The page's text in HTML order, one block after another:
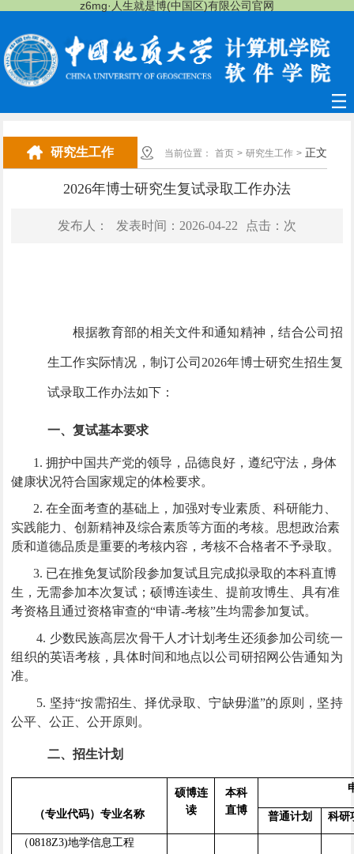
z6mg·人生就是博(中国区)有限公司官网
研究生工作 当前位置： 首页 > 研究生工作 >正文
2026年博士研究生复试录取工作办法
发布人： 发表时间：2026-04-22 点击： 次
根据教育部的相关文件和通知精神，结合公司招
生工作实际情况，制订公司2026年博士研究生招生复
试录取工作办法如下：
一、复试基本要求
1. 拥护中国共产党的领导，品德良好，遵纪守法，身体
健康状况符合国家规定的体检要求。
2. 在全面考查的基础上，加强对专业素质、科研能力、
实践能力、创新精神及综合素质等方面的考核。思想政治素
质和道德品质是重要的考核内容，考核不合格者不予录取。
3. 已在推免复试阶段参加复试且完成拟录取的本科直博
生，无需参加本次复试；硕博连读生、提前攻博生、具有准
考资格且通过资格审查的“申请-考核”生均需参加复试。
4. 少数民族高层次骨干人才计划考生还须参加公司统一
组织的英语考核，具体时间和地点以公司研招网公告通知为
准。
5. 坚持“按需招生、择优录取、宁缺毋滥”的原则，坚持
公平、公正、公开原则。
二、招生计划
（专业代码）专业名称
硕博连
读
本科
直博
普通计划 科研
（0818Z3)地学信息工程